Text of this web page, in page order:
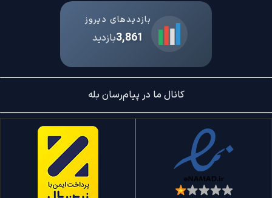
بازدیدهای دیروز
3,861بازدید
کانال ما در پیام‌رسان بله